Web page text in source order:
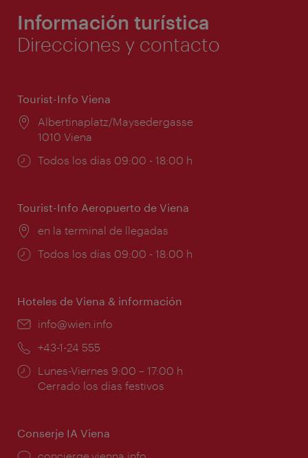
Información turística
Direcciones y contacto
Tourist-Info Viena
Lugar:
Albertinaplatz/Maysedergasse
1010 Viena
Horarios
Todos los días 09:00 - 18:00 h
Tourist-Info Aeropuerto de Viena
Lugar:
en la terminal de llegadas
Horarios
Todos los días 09:00 - 18:00 h
Hoteles de Viena & información
e-
info@wien.info
Teléfono:
+43-1-24 555
Horarios
de
Lunes-Viernes 9:00 – 17:00 h
Cerrado los días festivos
Conserje IA Viena